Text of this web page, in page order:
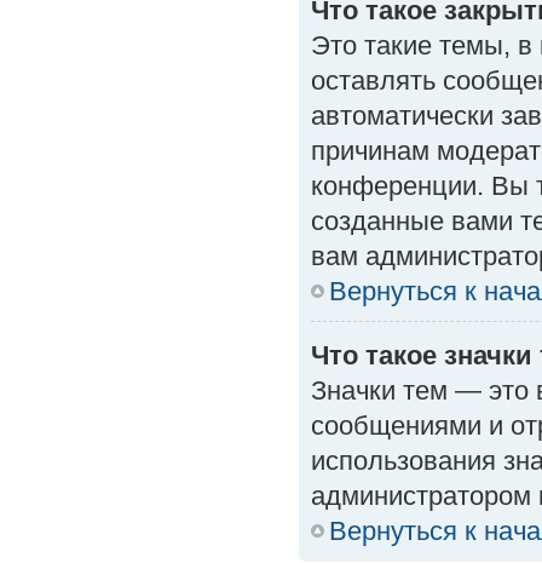
Что такое
Это такие темы, в
оставлять
автоматически
причинам
конференции. Вы
созданные вами
вам
Вернуться к
Что такое значки
Значки тем — это
сообщениями и
использования
Вернуться к